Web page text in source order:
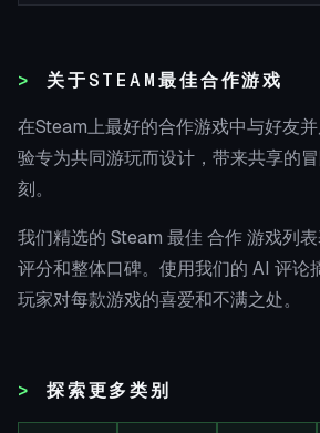
关于STEAM最佳合作游戏
在Steam上最好的合作游戏中与好友
验专为共同游玩而设计，带来共享的
刻。
我们精选的 Steam 最佳 合作 游戏列
评分和整体口碑。使用我们的 AI 评论
玩家对每款游戏的喜爱和不满之处。
探索更多类别